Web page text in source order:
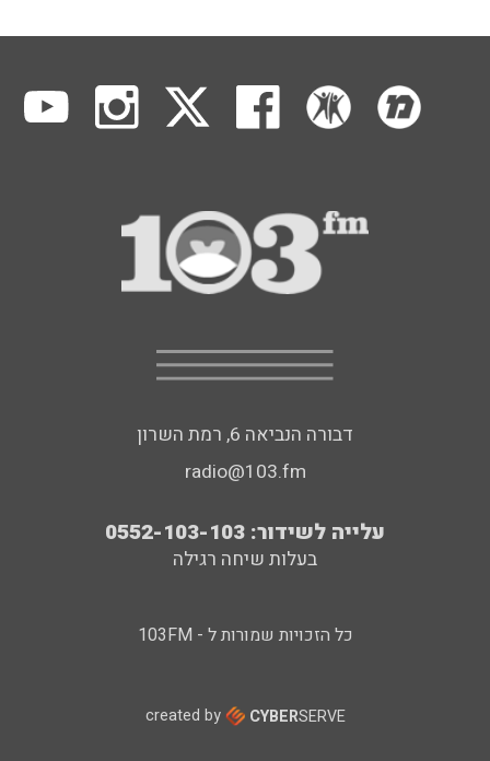
דבורה הנביאה 6, רמת השרון
radio@103.fm
עלייה לשידור: 0552-103-103
בעלות שיחה רגילה
כל הזכויות שמורות ל - 103FM
created by CYBERSERVE